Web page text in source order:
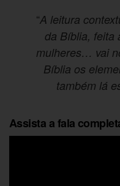
“A leitura
da Bíblia, feita
mulheres… vai
Bíblia os
também lá
Assista a fala